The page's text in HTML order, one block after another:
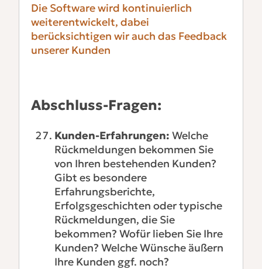
Die Software wird kontinuierlich
weiterentwickelt, dabei
berücksichtigen wir auch das Feedback
unserer Kunden
Abschluss-Fragen:
Kunden-Erfahrungen: Welche
Rückmeldungen bekommen Sie
von Ihren bestehenden Kunden?
Gibt es besondere
Erfahrungsberichte,
Erfolgsgeschichten oder typische
Rückmeldungen, die Sie
bekommen? Wofür lieben Sie Ihre
Kunden? Welche Wünsche äußern
Ihre Kunden ggf. noch?